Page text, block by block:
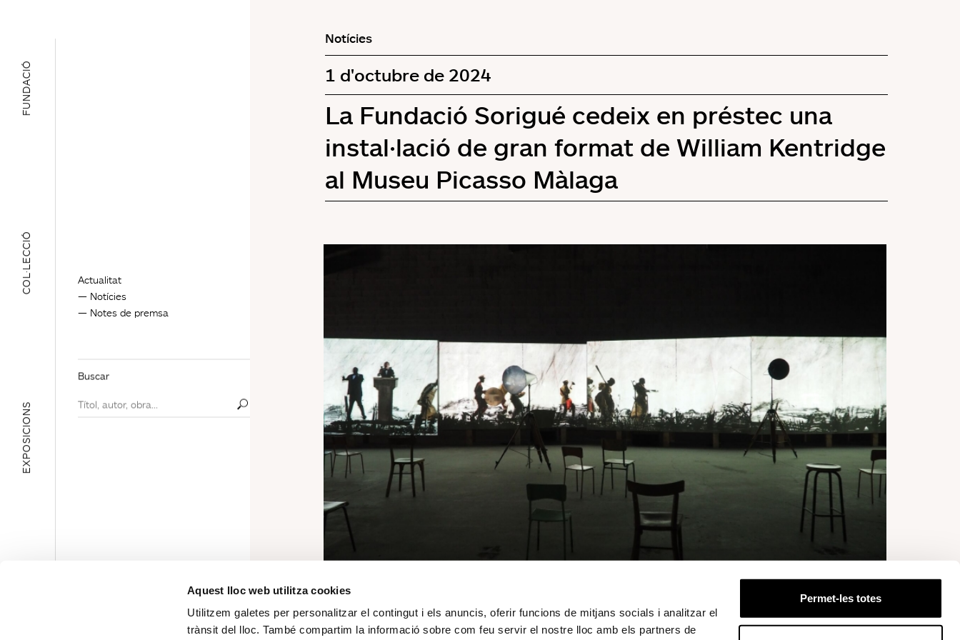
Aquest lloc web utilitza cookies
Utilitzem galetes per personalitzar el contingut i els anuncis, oferir funcions de mitjans socials i analitzar el
trànsit del lloc. També compartim la informació sobre com feu servir el nostre lloc amb els partners de
Permet-les totes
FUNDACIÓ
COL·LECCIÓ
EXPOSICIONS
Actualitat
Notícies
Notes de premsa
Buscar
Notícies
1 d'octubre de 2024
La Fundació Sorigué cedeix en préstec una
instal·lació de gran format de William Kentridge
al Museu Picasso Màlaga
“More Sweetly Play the Dance” és una instal·lació videogràfica de gairebé quaranta
metres de longitud de l'artista sud-africà William Kentridge que s'exhibirà al Museu